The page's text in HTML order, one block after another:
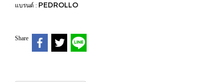
แบรนด์ : PEDROLLO
Share